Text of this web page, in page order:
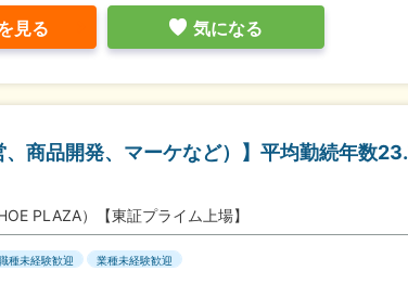
見る 気になる
、商品開発、マーケなど）】平均勤続年数
PLAZA）【東証プライム上場】
種未経験歓迎 業種未経験歓迎